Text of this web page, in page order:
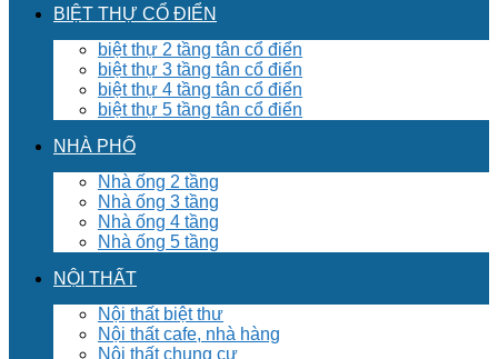
BIỆT THỰ CỔ ĐIỂN
biệt thự 2 tầng tân cổ điển
biệt thự 3 tầng tân cổ điển
biệt thự 4 tầng tân cổ điển
biệt thự 5 tầng tân cổ điển
NHÀ PHỐ
Nhà ống 2 tầng
Nhà ống 3 tầng
Nhà ống 4 tầng
Nhà ống 5 tầng
NỘI THẤT
Nội thất biệt thư
Nội thất cafe, nhà hàng
Nội thất chung cư